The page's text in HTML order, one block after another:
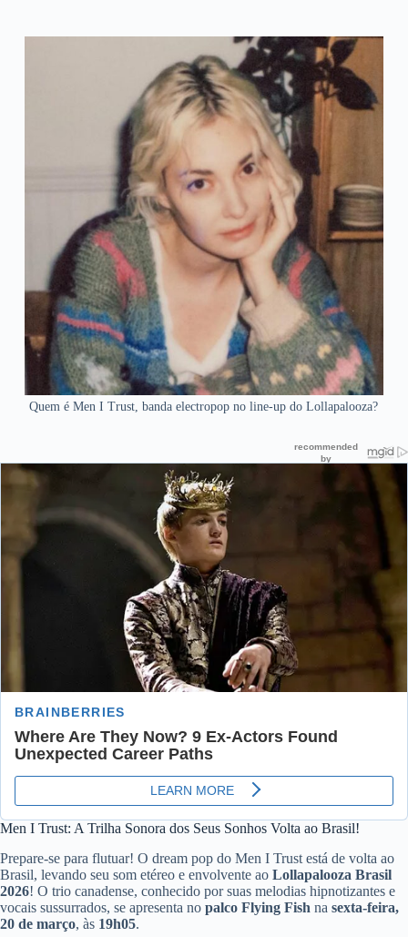
Quem é Men I Trust, banda electropop no line-up do Lollapalooza?
Men I Trust: A Trilha Sonora dos Seus Sonhos Volta ao Brasil!
Prepare-se para flutuar! O dream pop do Men I Trust está de volta ao
Brasil, levando seu som etéreo e envolvente ao Lollapalooza Brasil
2026! O trio canadense, conhecido por suas melodias hipnotizantes e
vocais sussurrados, se apresenta no palco Flying Fish na sexta-feira,
20 de março, às 19h05.